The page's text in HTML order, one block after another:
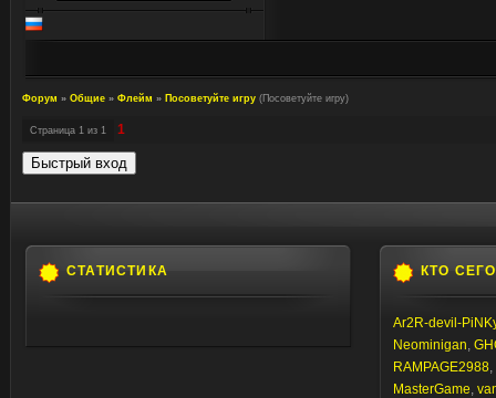
Форум » Общие » Флейм » Посоветуйте игру (Посоветуйте игру)
Страница 1 из 1 1
СТАТИСТИКА КТО
Ar2R-devil-
Neominigan,
RAMPAGE2988,
MasterGame,